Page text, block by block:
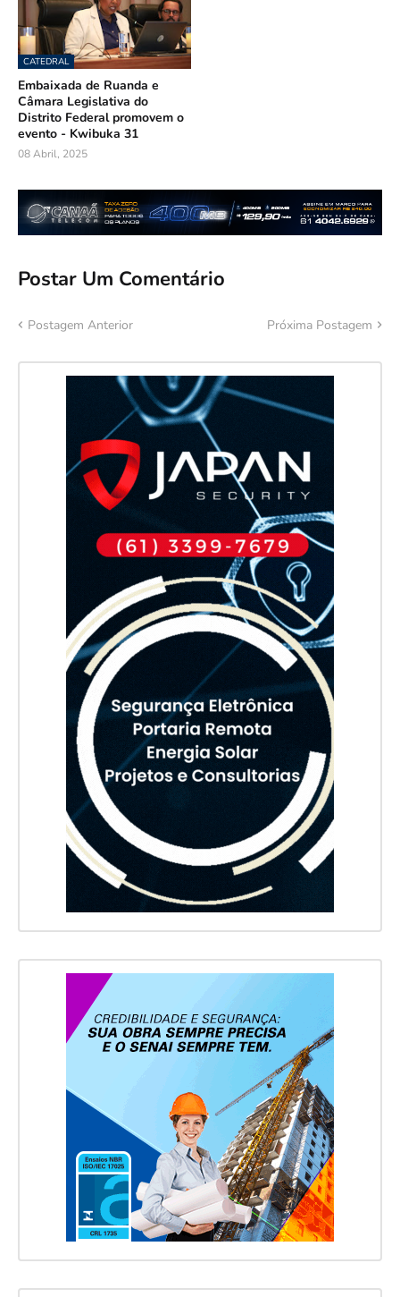
CATEDRAL
Embaixada de Ruanda e
Câmara Legislativa do
Distrito Federal promovem o
evento - Kwibuka 31
08 Abril, 2025
Postar Um Comentário
Postagem Anterior Próxima Postagem